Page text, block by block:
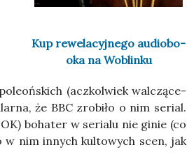
Kup rewe­la­cyj­ne­go audio­bo­
oka na Woblinku
(acz­kol­wiek wal­czą­ce­
że BBC zro­bi­ło o nim serial.
boha­ter w seria­lu nie ginie (co
nim innych kul­to­wych scen, jak